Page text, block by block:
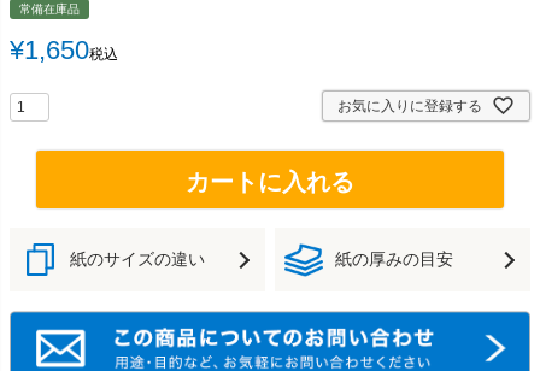
常備在庫品
¥1,650税込
お気に入りに登録する
カートに入れる
紙のサイズの違い 紙の厚みの目安